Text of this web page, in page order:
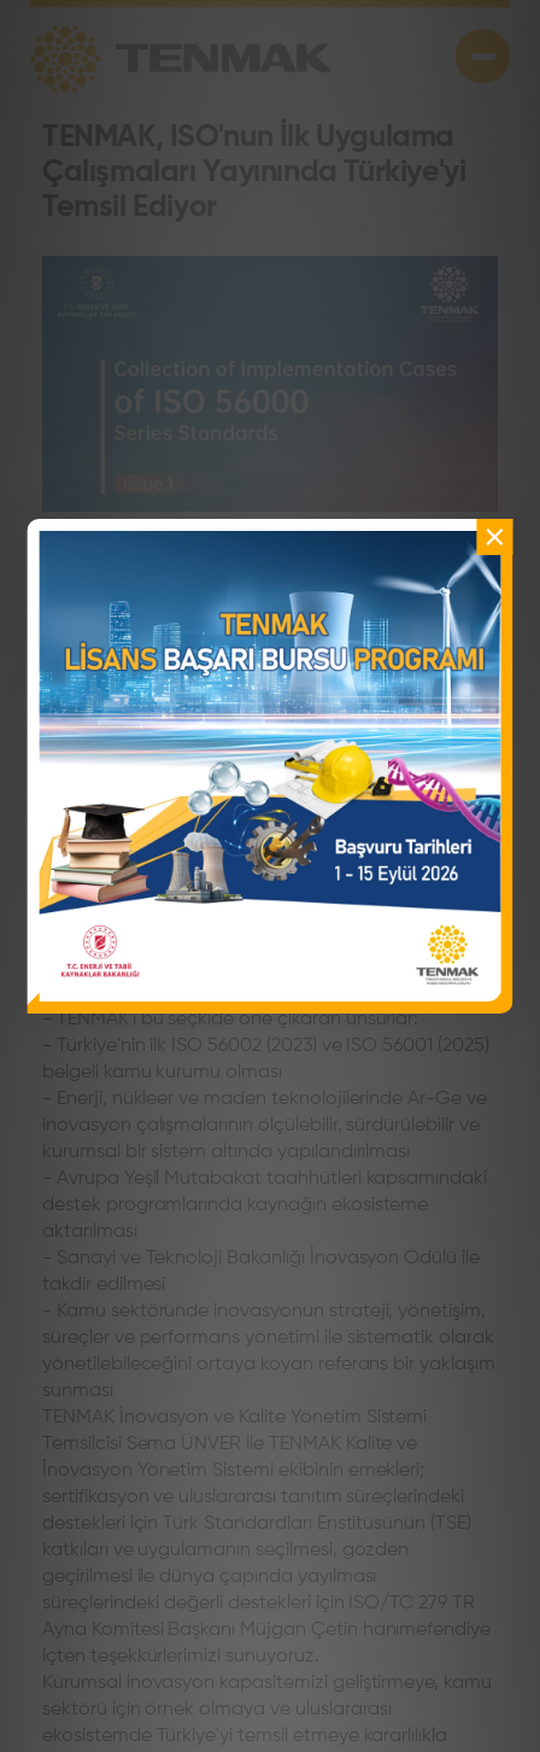
Türkiye Enerji, Nükleer ve Maden Araştırma Kurumu
(TENMAK), Uluslararası Standardizasyon Örgütü
(ISO) Teknik Komitesi ISO/TC 279 "İnovasyon
Yönetimi" bünyesindeki İletişim ve Katılım Danışma
Grubu (AG1) tarafından Mayıs 2026'da yayımlanan
"Collection of Implementation Cases of ISO 56000
Series Standards – Issue 1" isimli yayında, dünya
genelinden seçilen 5 örnek uygulamadan biri olarak
yer aldı. Almanya (CorneXion), Paraguay (Industrias
Fatecha), Japonya (OKI Electric Industry), Çin (Yili
Group) ve Türkiye'den TENMAK, ISO 56000 standart
serisinin etkin uygulanmasına yönelik küresel referans
örnekler olarak yayında konumlandırıldı. Yayın,
ISO/TC 279'a üye 78 ülkenin standardizasyon
kuruluşlarına, irtibat noktalarına ve uzmanlarına
- TENMAK'ı bu seçkide öne çıkaran unsurlar:
- Türkiye'nin ilk ISO 56002 (2023) ve ISO 56001 (2025)
belgeli kamu kurumu olması
- Enerji, nükleer ve maden teknolojilerinde Ar-Ge ve
inovasyon çalışmalarının ölçülebilir, sürdürülebilir ve
kurumsal bir sistem altında yapılandırılması
- Avrupa Yeşil Mutabakat taahhütleri kapsamındaki
destek programlarında kaynağın ekosisteme
aktarılması
- Sanayi ve Teknoloji Bakanlığı İnovasyon Ödülü ile
takdir edilmesi
- Kamu sektöründe inovasyonun strateji, yönetişim,
süreçler ve performans yönetimi ile sistematik olarak
yönetilebileceğini ortaya koyan referans bir yaklaşım
sunması
TENMAK İnovasyon ve Kalite Yönetim Sistemi
Temsilcisi Sema ÜNVER ile TENMAK Kalite ve
İnovasyon Yönetim Sistemi ekibinin emekleri;
sertifikasyon ve uluslararası tanıtım süreçlerindeki
destekleri için Türk Standardları Enstitüsünün (TSE)
katkıları ve uygulamanın seçilmesi, gözden
geçirilmesi ile dünya çapında yayılması
süreçlerindeki değerli destekleri için ISO/TC 279 TR
Ayna Komitesi Başkanı Müjgan Çetin hanımefendiye
içten teşekkürlerimizi sunuyoruz.
Kurumsal inovasyon kapasitemizi geliştirmeye, kamu
sektörü için örnek olmaya ve uluslararası
ekosistemde Türkiye'yi temsil etmeye kararlılıkla